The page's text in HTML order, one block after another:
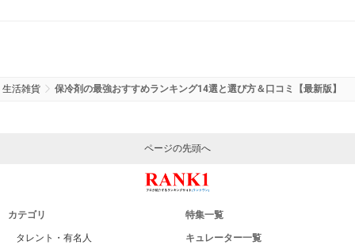
生活雑貨 保冷剤の最強おすすめランキング14選と選び方＆口コミ【最新版】
ページの先頭へ
カテゴリ
タレント・有名人
特集一覧
キュレーター一覧